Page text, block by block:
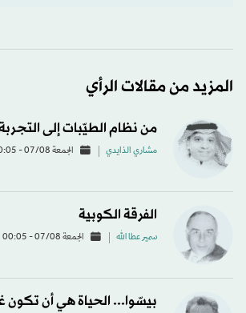
المزيد من مقالات الرأي
من نظام الطيّبات إلى التجربة
مشاري الذايدي الجمعة 07/08 - 00:05
الفرقة الكوبية
سمير عطا الله الجمعة 07/08 - 00:05
بيسّوا... الحياة هي أن تكون